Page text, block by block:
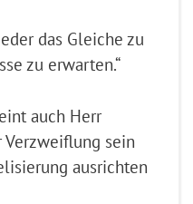
das Gleiche zu
zu erwarten.“
auch Herr
sein
ausrichten